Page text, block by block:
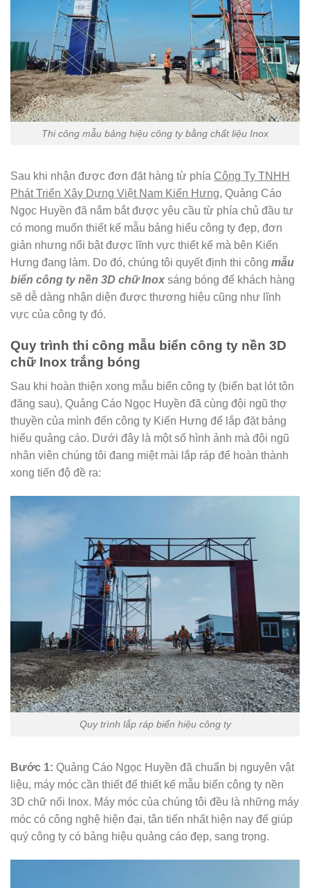
Thi công mẫu bảng hiệu công ty bằng chất liệu Inox
Sau khi nhận được đơn đặt hàng từ phía Công Ty TNHH
Phát Triển Xây Dựng Việt Nam Kiến Hưng, Quảng Cáo
Ngọc Huyền đã nắm bắt được yêu cầu từ phía chủ đầu tư
có mong muốn thiết kế mẫu bảng hiểu công ty đẹp, đơn
giản nhưng nổi bật được lĩnh vực thiết kế mà bên Kiến
Hưng đang làm. Do đó, chúng tôi quyết định thi công mẫu
biển công ty nền 3D chữ Inox sáng bóng để khách hàng
sẽ dễ dàng nhận diện được thương hiệu cũng như lĩnh
vực của công ty đó.
Quy trình thi công mẫu biển công ty nền 3D
chữ Inox trắng bóng
Sau khi hoàn thiện xong mẫu biển công ty (biển bạt lót tôn
đăng sau), Quảng Cáo Ngọc Huyền đã cùng đội ngũ thợ
thuyền của mình đến công ty Kiến Hưng để lắp đặt bảng
hiểu quảng cáo. Dưới đây là một số hình ảnh mà đội ngũ
nhân viên chúng tôi đang miệt mài lắp ráp để hoàn thành
xong tiến độ đề ra:
Quy trình lắp ráp biển hiệu công ty
Bước 1: Quảng Cáo Ngọc Huyền đã chuẩn bị nguyên vật
liệu, máy móc cần thiết để thiết kế mẫu biển công ty nền
3D chữ nổi Inox. Máy móc của chúng tôi đều là những máy
móc có công nghệ hiện đại, tân tiến nhất hiện nay để giúp
quý công ty có bảng hiệu quảng cáo đẹp, sang trọng.